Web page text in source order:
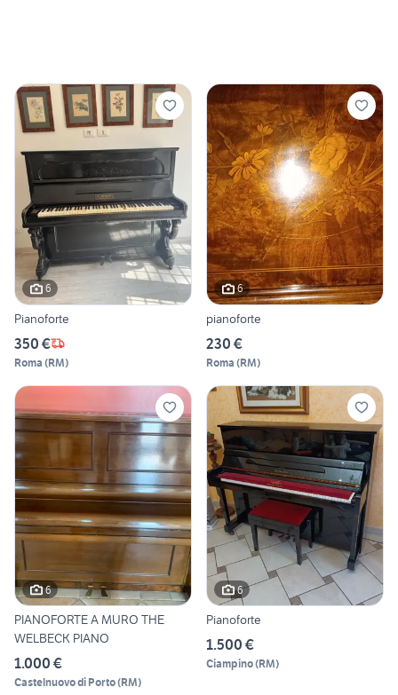
6
Pianoforte
350 €
Roma (RM)
6
pianoforte
230 €
Roma (RM)
6
PIANOFORTE A MURO THE
WELBECK PIANO
1.000 €
Castelnuovo di Porto(RM)
6
Pianoforte
1.500 €
Ciampino(RM)